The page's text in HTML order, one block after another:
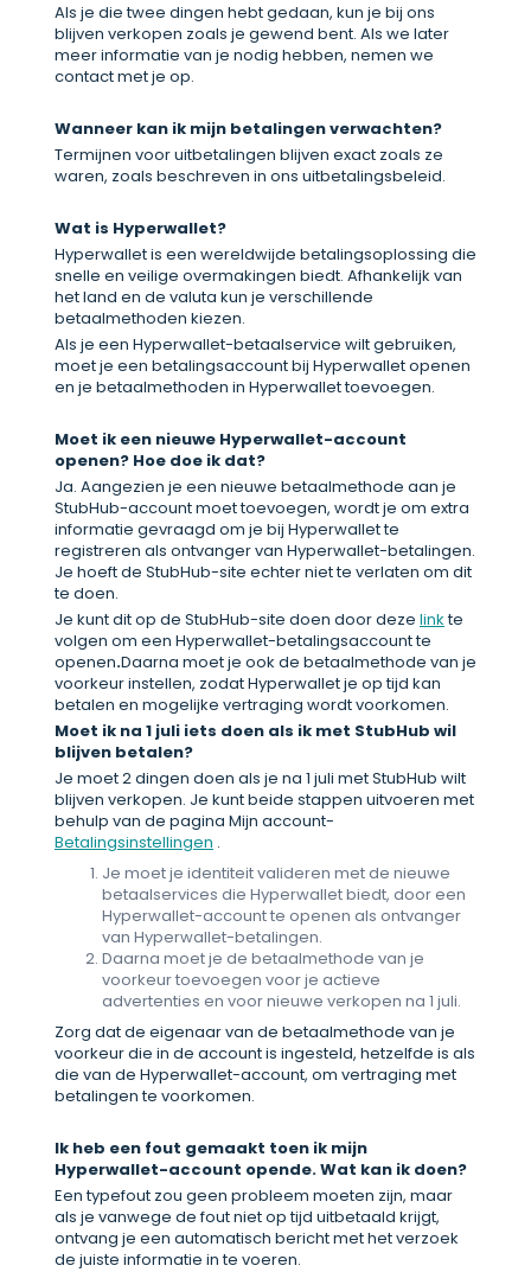
Als je die twee dingen hebt gedaan, kun je bij ons
blijven verkopen zoals je gewend bent. Als we later
meer informatie van je nodig hebben, nemen we
contact met je op.
Wanneer kan ik mijn betalingen verwachten?
Termijnen voor uitbetalingen blijven exact zoals ze
waren, zoals beschreven in ons uitbetalingsbeleid.
Wat is Hyperwallet?
Hyperwallet is een wereldwijde betalingsoplossing die
snelle en veilige overmakingen biedt. Afhankelijk van
het land en de valuta kun je verschillende
betaalmethoden kiezen.
Als je een Hyperwallet-betaalservice wilt gebruiken,
moet je een betalingsaccount bij Hyperwallet openen
en je betaalmethoden in Hyperwallet toevoegen.
Moet ik een nieuwe Hyperwallet-account
openen? Hoe doe ik dat?
Ja. Aangezien je een nieuwe betaalmethode aan je
StubHub-account moet toevoegen, wordt je om extra
informatie gevraagd om je bij Hyperwallet te
registreren als ontvanger van Hyperwallet-betalingen.
Je hoeft de StubHub-site echter niet te verlaten om dit
te doen.
Je kunt dit op de StubHub-site doen door deze linkte
volgen om een Hyperwallet-betalingsaccount te
openen.Daarna moet je ook de betaalmethode van je
voorkeur instellen, zodat Hyperwallet je op tijd kan
betalen en mogelijke vertraging wordt voorkomen.
Moet ik na 1 juli iets doen als ik met StubHub wil
blijven betalen?
Je moet 2 dingen doen als je na 1 juli met StubHub wilt
blijven verkopen. Je kunt beide stappen uitvoeren met
behulp van de pagina Mijn account-
Betalingsinstellingen .
Je moet je identiteit valideren met de nieuwe
betaalservices die Hyperwallet biedt, door een
Hyperwallet-account te openen als ontvanger
van Hyperwallet-betalingen.
Daarna moet je de betaalmethode van je
voorkeur toevoegen voor je actieve
advertenties en voor nieuwe verkopen na 1 juli.
Zorg dat de eigenaar van de betaalmethode van je
voorkeur die in de account is ingesteld, hetzelfde is als
die van de Hyperwallet-account, om vertraging met
betalingen te voorkomen.
Ik heb een fout gemaakt toen ik mijn
Hyperwallet-account opende. Wat kan ik doen?
Een typefout zou geen probleem moeten zijn, maar
als je vanwege de fout niet op tijd uitbetaald krijgt,
ontvang je een automatisch bericht met het verzoek
de juiste informatie in te voeren.